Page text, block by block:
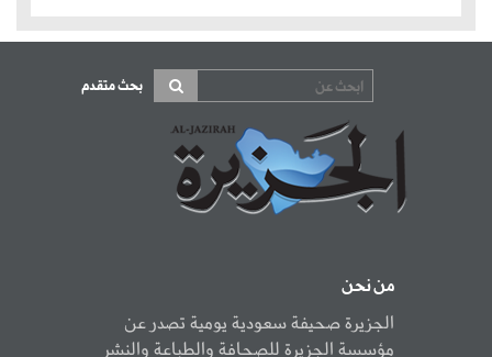
بحث متقدم
من نحن
الجزيرة صحيفة سعودية يومية تصدر عن
مؤسسة الجزيرة للصحافة والطباعة والنشر